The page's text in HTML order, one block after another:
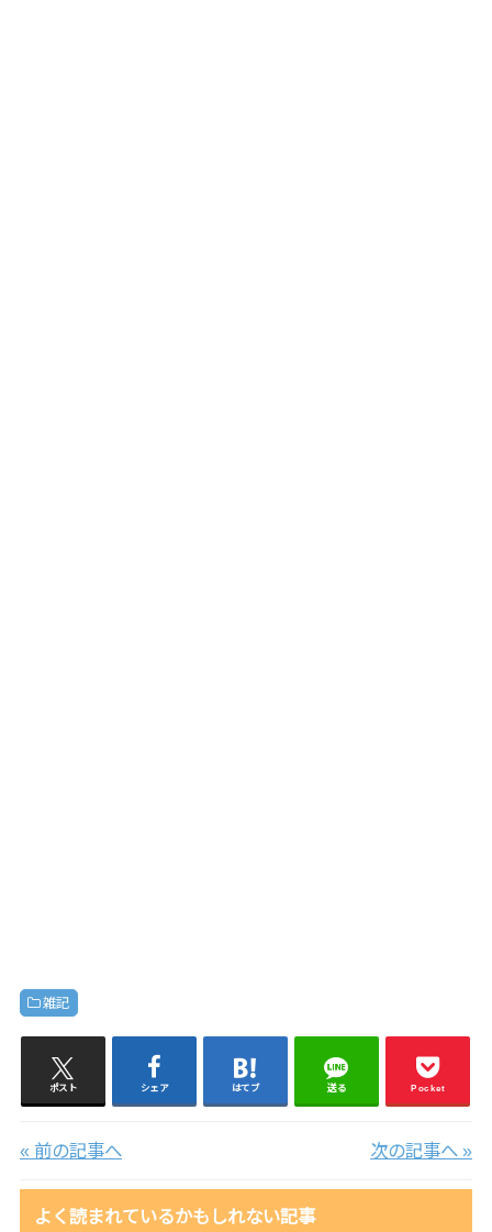
雑記
ポスト シェア はてブ 送る Pocket
« 前の記事へ 次の記事へ »
よく読まれているかもしれない記事